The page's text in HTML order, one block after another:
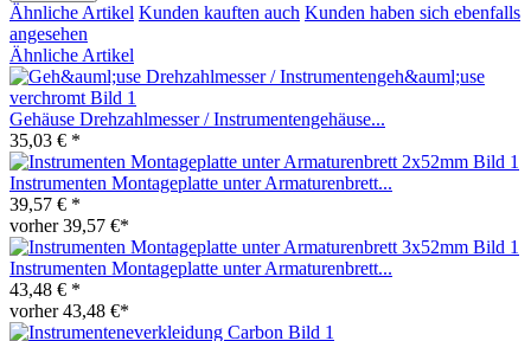
Ähnliche Artikel Kunden kauften auch Kunden haben sich ebenfalls
angesehen
Ähnliche Artikel
Gehäuse Drehzahlmesser / Instrumentengehäuse...
35,03 € *
Instrumenten Montageplatte unter Armaturenbrett...
39,57 € *
vorher 39,57 €*
Instrumenten Montageplatte unter Armaturenbrett...
43,48 € *
vorher 43,48 €*